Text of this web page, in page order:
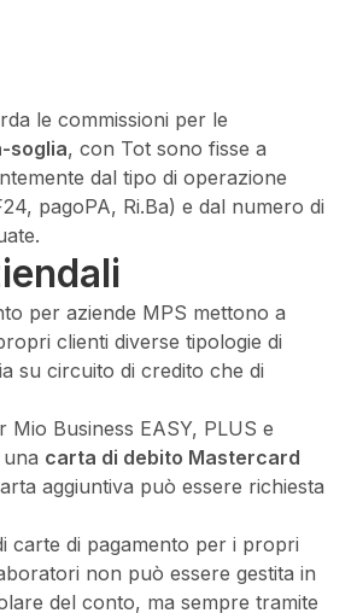
le commissioni per le
soglia, con Tot sono fisse a
dal tipo di operazione
pagoPA, Ri.Ba) e dal numero di
per aziende MPS mettono a
clienti diverse tipologie di
su circuito di credito che di
Mio Business EASY, PLUS e
carta di debito Mastercard
aggiuntiva può essere richiesta
carte di pagamento per i propri
non può essere gestita in
del conto, ma sempre tramite